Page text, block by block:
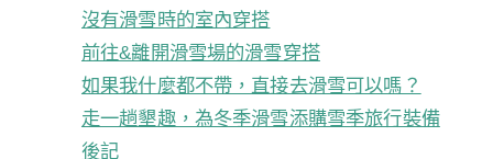
沒有滑雪時的室內穿搭
前往&離開滑雪場的滑雪穿搭
如果我什麼都不帶，直接去滑雪可以嗎？
走一趟墾趣，為冬季滑雪添購雪季旅行裝備
後記